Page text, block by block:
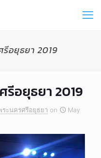
อยุธยา 2019
อยุธยา 2019
ระนครศรีอยุธยา on
May